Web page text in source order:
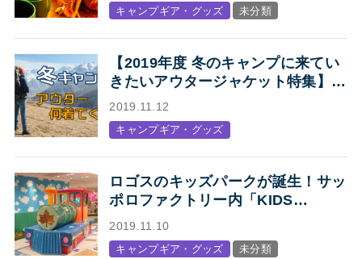
キャンプギア・グッズ 未分類
【2019年度 冬のキャンプに来てい
きたいアウタージャケット特集】キ
ャンプ・アウトドアにオススメの、
人気アウトドアブランド各社のジャ
ケットまとめ【Mens】
2019.11.12
キャンプギア・グッズ
ロゴスのキッズパークが誕生！サッ
ポロファクトリー内「KIDS
STATION produced by LOGOS」
オープン
2019.11.10
キャンプギア・グッズ 未分類